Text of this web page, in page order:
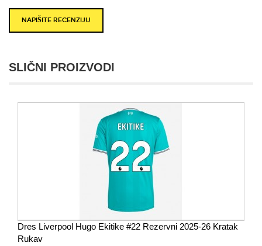
NAPIŠITE RECENZIJU
SLIČNI PROIZVODI
Dres Liverpool Hugo Ekitike #22 Rezervni 2025-26 Kratak
Rukav